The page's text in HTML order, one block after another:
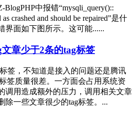
中报错“mysqli_query()::
crashed and should be repaired”是什
界面如下图所示。这可能......
章少于2条的tag标签
签，不知道是接入的问题还是腾讯
签质量很差。一方面会占用系统资
调用造成额外的压力，调用相关文章
除一些文章很少的tag标签。...